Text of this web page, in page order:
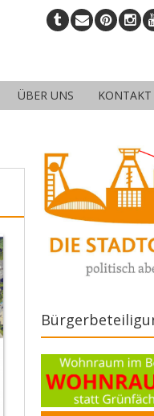
ÜBER UNS KONTAKT